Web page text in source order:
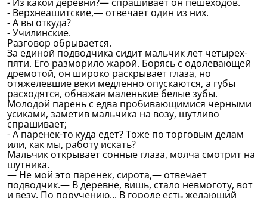
- Верхнеашитские,— отвечает один из них.
- А вы откуда?
- Училинские.
Разговор обрывается.
За единой подводчика сидит мальчик лет четырех-
пяти. Его разморило жарой. Борясь с одолевающей
дремотой, он широко раскрывает глаза, но
отяжелевшие веки медленно опускаются, а губы
расходятся, обнажая маленькие белые зубы.
Молодой парень с едва пробивающимися черными
усиками, заметив мальчика на возу, шутливо
спрашивает;
- А паренек-то куда едет? Тоже по торговым делам
или, как мы, работу искать?
Мальчик открывает сонные глаза, молча смотрит на
шутника.
— Не мой это паренек, сирота,— отвечает
подводчик.— В деревне, вишь, стало невмоготу, вот
и везу. По поручению... В городе есть желающий